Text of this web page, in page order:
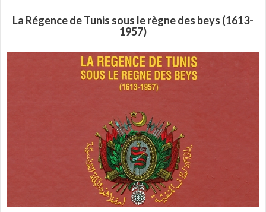
La Régence de Tunis sous le règne des beys (1613-
1957)